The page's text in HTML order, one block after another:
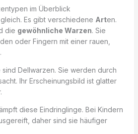
im Überblick
Es gibt verschiedene Arten.
die gewöhnliche Warzen. Sie
oder Fingern mit einer rauen,
Dellwarzen. Sie werden durch
Ihr Erscheinungsbild ist glatter
diese Eindringlinge. Bei Kindern
daher sind sie häufiger